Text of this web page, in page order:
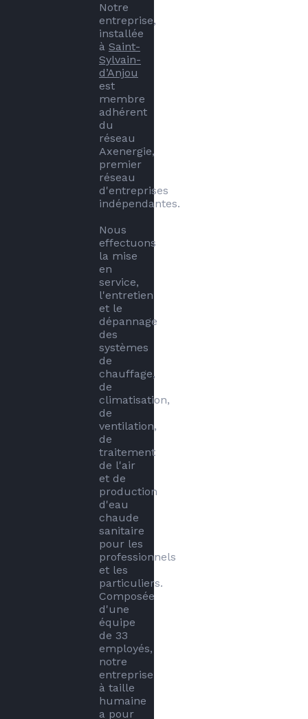
Notre
entreprise,
installée
à Saint-
Sylvain-
d’Anjou
est
membre
adhérent
du
réseau
Axenergie,
premier
réseau
d'entreprises
indépendantes.
Nous
effectuons
la mise
en
service,
l'entretien
et le
dépannage
des
systèmes
de
chauffage,
de
climatisation,
de
ventilation,
de
traitement
de l'air
et de
production
d'eau
chaude
sanitaire
pour les
professionnels
et les
particuliers.
Composée
d'une
équipe
de 33
employés,
notre
entreprise
à taille
humaine
a pour